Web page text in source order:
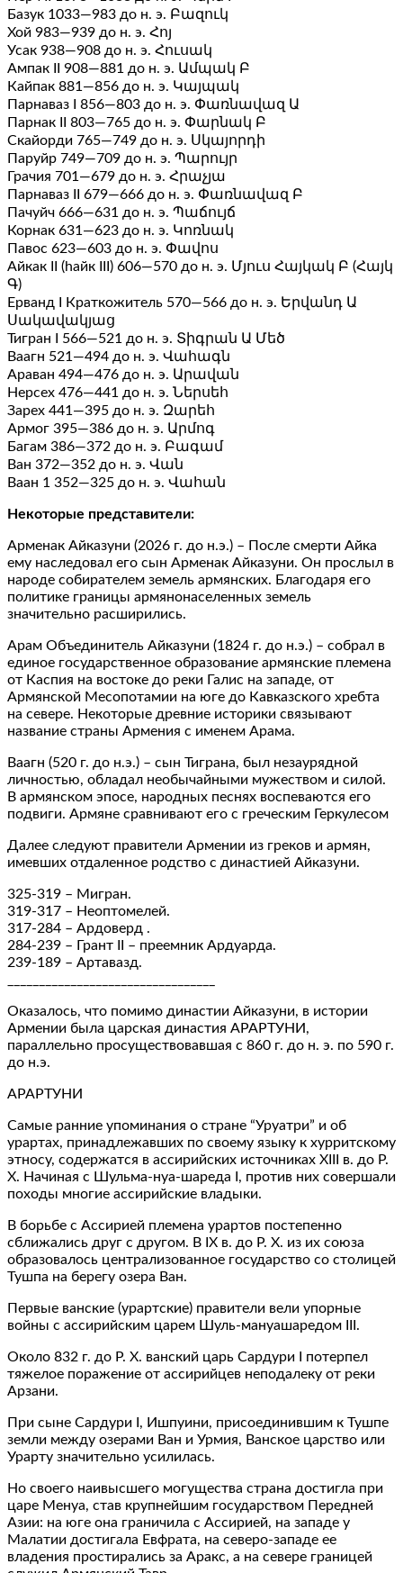
Базук 1033—983 до н. э. Բազուկ
Хой 983—939 до н. э. Հոյ
Усак 938—908 до н. э. Հուսակ
Ампак II 908—881 до н. э. Ամպակ Բ
Кайпак 881—856 до н. э. Կայպակ
Парнаваз I 856—803 до н. э. Փառնավազ Ա
Парнак II 803—765 до н. э. Փարնակ Բ
Скайорди 765—749 до н. э. Սկայորդի
Паруйр 749—709 до н. э. Պարույր
Грачия 701—679 до н. э. Հրաչյա
Парнаваз II 679—666 до н. э. Փառնավազ Բ
Пачуйч 666—631 до н. э. Պաճույճ
Корнак 631—623 до н. э. Կոռնակ
Павос 623—603 до н. э. Փավոս
Айкак II (hайк III) 606—570 до н. э. Մյուս Հայկակ Բ (Հայկ
Գ)
Ерванд I Краткожитель 570—566 до н. э. Երվանդ Ա
Սակավակյաց
Тигран I 566—521 до н. э. Տիգրան Ա Մեծ
Ваагн 521—494 до н. э. Վահագն
Араван 494—476 до н. э. Արավան
Нерсех 476—441 до н. э. Ներսեհ
Зарех 441—395 до н. э. Զարեհ
Армог 395—386 до н. э. Արմոգ
Багам 386—372 до н. э. Բագամ
Ван 372—352 до н. э. Վան
Ваан 1 352—325 до н. э. Վահան
Некоторые представители:
Арменак Айказуни (2026 г. до н.э.) – После смерти Айка
ему наследовал его сын Арменак Айказуни. Он прослыл в
народе собирателем земель армянских. Благодаря его
политике границы армянонаселенных земель
значительно расширились.
Арам Объединитель Айказуни (1824 г. до н.э.) – собрал в
единое государственное образование армянские племена
от Каспия на востоке до реки Галис на западе, от
Армянской Месопотамии на юге до Кавказского хребта
на севере. Некоторые древние историки связывают
название страны Армения с именем Арама.
Ваагн (520 г. до н.э.) – сын Тиграна, был незаурядной
личностью, обладал необычайными мужеством и силой.
В армянском эпосе, народных песнях воспеваются его
подвиги. Армяне сравнивают его с греческим Геркулесом
Далее следуют правители Армении из греков и армян,
имевших отдаленное родство с династией Айказуни.
325-319 – Мигран.
319-317 – Неоптомелей.
317-284 – Ардоверд .
284-239 – Грант II – преемник Ардуарда.
239-189 – Артавазд.
Оказалось, что помимо династии Айказуни, в истории
Армении была царская династия АРАРТУНИ,
параллельно просуществовавшая с 860 г. до н. э. по 590 г.
до н.э.
АРАРТУНИ
Самые ранние упоминания о стране “Уруатри” и об
урартах, принадлежавших по своему языку к хурритскому
этносу, содержатся в ассирийских источниках XIII в. до Р.
Х. Начиная с Шульма-нуа-шареда I, против них совершали
походы многие ассирийские владыки.
В борьбе с Ассирией племена урартов постепенно
сближались друг с другом. В IX в. до Р. Х. из их союза
образовалось централизованное государство со столицей
Тушпа на берегу озера Ван.
Первые ванские (урартские) правители вели упорные
войны с ассирийским царем Шуль-мануашаредом III.
Около 832 г. до Р. Х. ванский царь Сардури I потерпел
тяжелое поражение от ассирийцев неподалеку от реки
Арзани.
При сыне Сардури I, Ишпуини, присоединившим к Тушпе
земли между озерами Ван и Урмия, Ванское царство или
Урарту значительно усилилась.
Но своего наивысшего могущества страна достигла при
царе Менуа, став крупнейшим государством Передней
Азии: на юге она граничила с Ассирией, на западе у
Малатии достигала Евфрата, на северо-западе ее
владения простирались за Аракс, а на севере границей